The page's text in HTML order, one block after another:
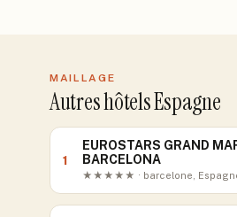
MAILLAGE
Autres hôtels Espagne
1
EUROSTARS GRAND
BARCELONA
★★★★★ · barcelone,